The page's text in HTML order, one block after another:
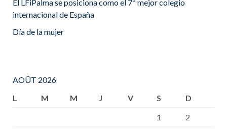
El LFiPalma se posiciona como el 7º mejor colegio
internacional de España
Día de la mujer
AOÛT 2026
L
M M J V S
D
1
2